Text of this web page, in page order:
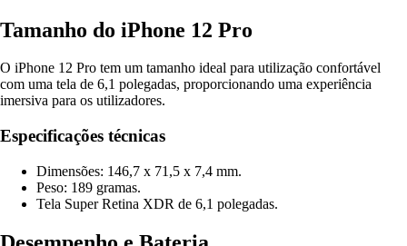
Tamanho do iPhone 12 Pro
O iPhone 12 Pro tem um tamanho ideal para utilização confortável
com uma tela de 6,1 polegadas, proporcionando uma experiência
imersiva para os utilizadores.
Especificações técnicas
Dimensões: 146,7 x 71,5 x 7,4 mm.
Peso: 189 gramas.
Tela Super Retina XDR de 6,1 polegadas.